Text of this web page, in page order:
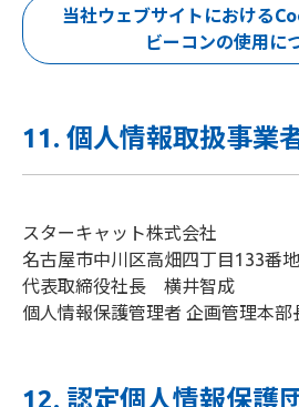
当社ウェブサイトにおける
ビーコンの使用に
11. 個人情報取扱事業
スターキャット株式会社
名古屋市中川区高畑四丁目133番地
代表取締役社長 横井智成
個人情報保護管理者 企画管理本部
12. 認定個人情報保護